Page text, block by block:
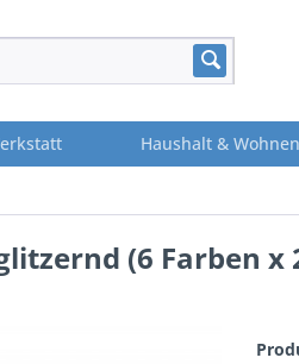
Haushalt & Wohnen
(6 Farben x